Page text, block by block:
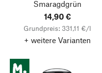
Smaragdgrün
14,90 €
Grundpreis: 331,11 €/l
+ weitere Varianten